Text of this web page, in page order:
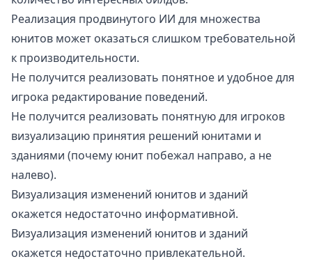
Реализация продвинутого ИИ для множества
юнитов может оказаться слишком требовательной
к производительности.
Не получится реализовать понятное и удобное для
игрока редактирование поведений.
Не получится реализовать понятную для игроков
визуализацию принятия решений юнитами и
зданиями (почему юнит побежал направо, а не
налево).
Визуализация изменений юнитов и зданий
окажется недостаточно информативной.
Визуализация изменений юнитов и зданий
окажется недостаточно привлекательной.